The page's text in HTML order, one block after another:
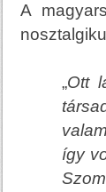
A
„Ott
így